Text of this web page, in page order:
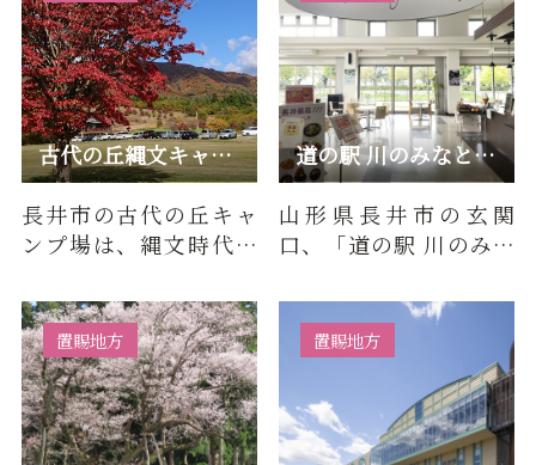
古代の丘縄文キャンプ場
長井市の古代の丘キャ
ンプ場は、縄文時代の
「古代の丘」内にある
キャンプ場…
道の駅 川のみなと長井内【ながいcafe食堂】
山形県長井市の玄関
口、「道の駅 川のみな
がいcafe食堂》は、長
井市なら…
置賜地方 置賜地方